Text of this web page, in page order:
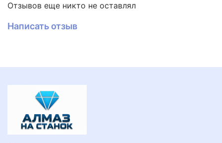
Отзывов еще никто не оставлял
Написать отзыв